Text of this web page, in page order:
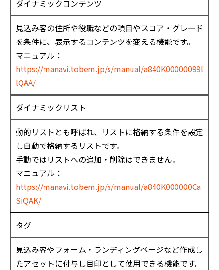
ダイナミックコンテンツ
見込み客の住所や役職などの項目やスコア・グレード
を条件に、表示するコンテンツを変える機能です。
マニュアル：
https://manavi.tobem.jp/s/manual/a840K00000099l
lQAA/
ダイナミックリスト
動的リストとも呼ばれ、リストに格納する条件を設定
し自動で格納するリストです。
手動ではリストへの追加・削除はできません。
マニュアル：
https://manavi.tobem.jp/s/manual/a840K000000Ca
SiQAK/
タグ
見込み客やフォーム・ランディングページなど作成し
たアセットに付与し目印として使用できる機能です。